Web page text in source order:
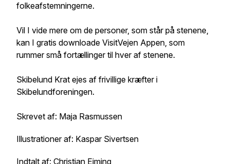
folkeafstemningerne.
Vil I vide mere om de personer, som står på stenene,
kan I gratis downloade VisitVejen Appen, som
rummer små fortællinger til hver af stenene.
Skibelund Krat ejes af frivillige kræfter i
Skibelundforeningen.
Skrevet af: Maja Rasmussen
Illustrationer af: Kaspar Sivertsen
Indtalt af: Christian Eiming